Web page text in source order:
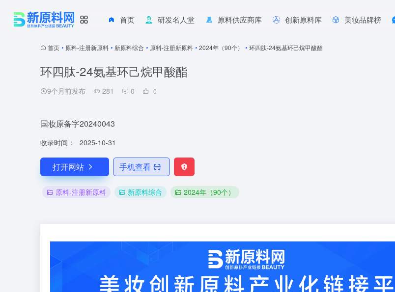
首页 研发名人堂 原料供应商库 创新原料库 美妆品牌榜
首页 • 原料-注册新原料 • 新原料综合 • 原料-注册新原料 • 2024年（90个） • 环四肽-24氨基环己烷甲酸酯
环四肽-24氨基环己烷甲酸酯
9个月前发布 281 0 0
国妆原备字20240043
收录时间： 2025-10-31
打开网站 手机查看
原料-注册新原料 新原料综合 2024年（90个）